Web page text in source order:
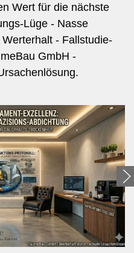
Wert für die nächste
Lüge - Nasse
- Fallstudie-
GmbH -